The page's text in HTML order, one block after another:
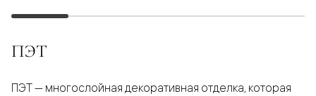
ПЭТ
ПЭТ — многослойная декоративная отделка, которая